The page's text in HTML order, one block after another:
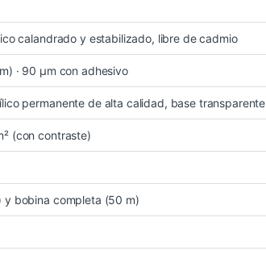
calandrado y estabilizado, libre de cadmio
· 90 µm con adhesivo
permanente de alta calidad, base transparente
(con contraste)
y bobina completa (50 m)